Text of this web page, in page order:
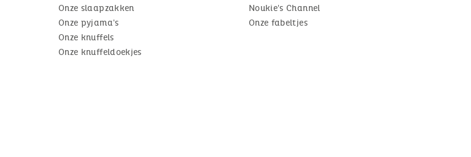
Onze slaapzakken
Onze pyjama's
Onze knuffels
Onze knuffeldoekjes
Noukie's Channel
Onze fabeltjes